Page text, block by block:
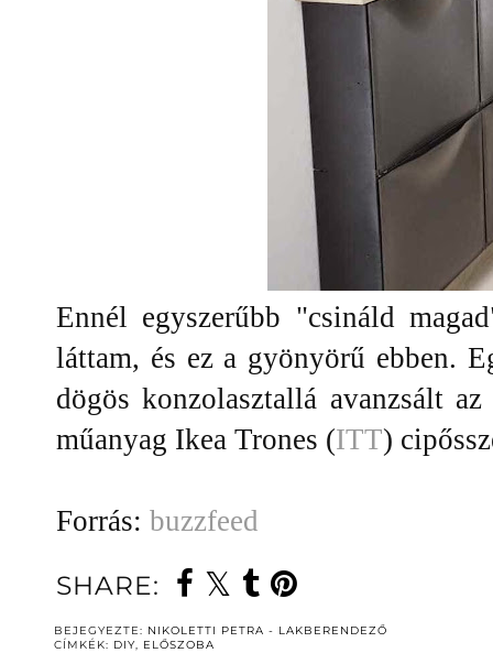
Ennél egyszerűbb "csináld
láttam, és ez a gyönyörű ebben.
dögös konzolasztallá avanzsált
műanyag Ikea Trones (ITT)
Forrás: buzzfeed
SHARE:
BEJEGYEZTE: NIKOLETTI PETRA - LAKBERENDEZŐ
CÍMKÉK: DIY, ELŐSZOBA